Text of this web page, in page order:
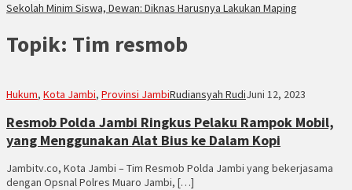
Sekolah Minim Siswa, Dewan: Diknas Harusnya Lakukan Maping
Topik: Tim resmob
Hukum, Kota Jambi, Provinsi JambiRudiansyah RudiJuni 12, 2023
Resmob Polda Jambi Ringkus Pelaku Rampok Mobil,
yang Menggunakan Alat Bius ke Dalam Kopi
Jambitv.co, Kota Jambi – Tim Resmob Polda Jambi yang bekerjasama
dengan Opsnal Polres Muaro Jambi, […]